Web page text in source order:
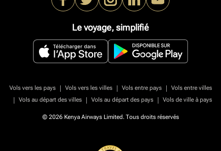
Le voyage, simplifié
Vols vers les pays | Vols vers les villes | Vols entre pays |
Vols entre villes
|
Vols au départ des villes | Vols au départ des pays | Vols de ville à pays
© 2026 Kenya Airways Limited. Tous droits réservés